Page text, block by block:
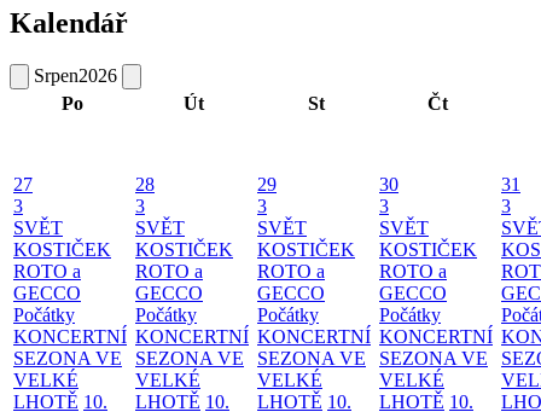
Kalendář
Srpen2026
Po
Út St Čt
27
3
SVĚT
KOSTIČEK
ROTO a
GECCO
Počátky
KONCERTNÍ
SEZONA VE
VELKÉ
LHOTĚ 10.
28
3
SVĚT
KOSTIČEK
ROTO a
GECCO
Počátky
KONCERTNÍ
SEZONA VE
VELKÉ
LHOTĚ 10.
29
3
SVĚT
KOSTIČEK
ROTO a
GECCO
Počátky
KONCERTNÍ
SEZONA VE
VELKÉ
LHOTĚ 10.
30
3
SVĚT
KOSTIČEK
ROTO a
GECCO
Počátky
KONCERTNÍ
SEZONA VE
VELKÉ
LHOTĚ 10.
31
3